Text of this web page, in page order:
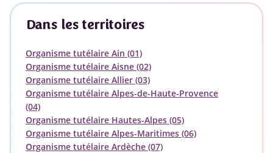
Dans les territoires
Organisme tutélaire Ain (01)
Organisme tutélaire Aisne (02)
Organisme tutélaire Allier (03)
Organisme tutélaire Alpes-de-Haute-Provence
(04)
Organisme tutélaire Hautes-Alpes (05)
Organisme tutélaire Alpes-Maritimes (06)
Organisme tutélaire Ardèche (07)